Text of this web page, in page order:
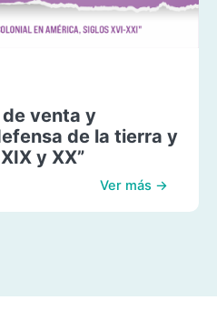
de venta y
de la tierra y
y XX”
Ver más →